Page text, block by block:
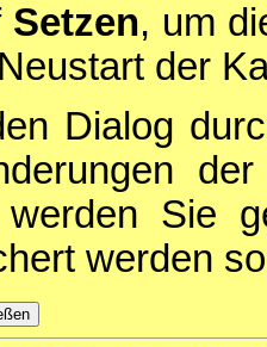
Setzen, um
der
Dialog
Sie
werden